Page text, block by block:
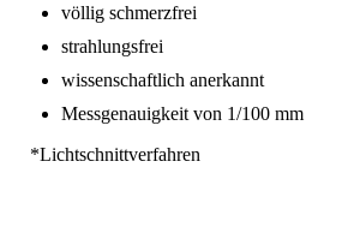
völlig schmerzfrei
strahlungsfrei
wissenschaftlich anerkannt
Messgenauigkeit von 1/100 mm
*Lichtschnittverfahren